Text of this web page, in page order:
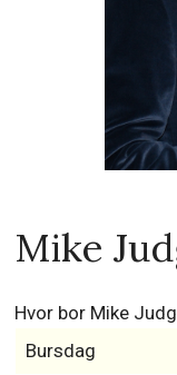
Mike
Hvor bor Mike
Bursdag